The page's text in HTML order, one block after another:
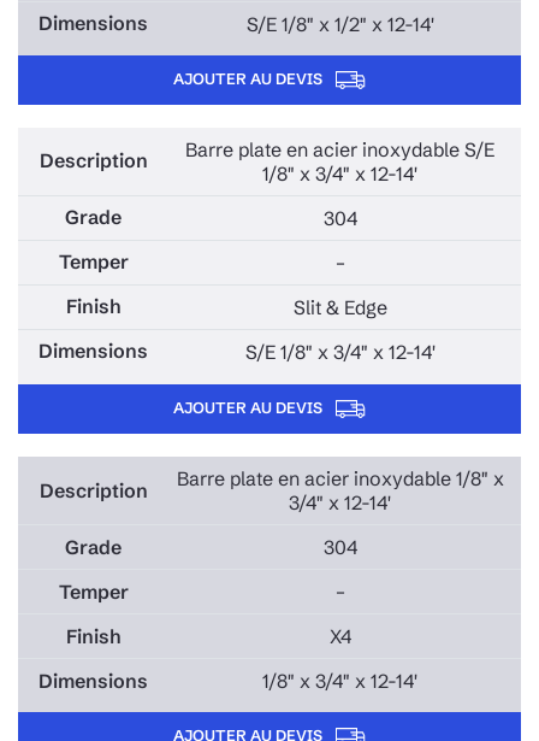
S/E 1/8" x 1/2" x 12-14'
AJOUTER AU DEVIS
Barre plate en acier inoxydable S/E
1/8" x 3/4" x 12-14'
304
–
Slit & Edge
S/E 1/8" x 3/4" x 12-14'
AJOUTER AU DEVIS
Barre plate en acier inoxydable 1/8" x
3/4" x 12-14'
304
–
X4
1/8" x 3/4" x 12-14'
AJOUTER AU DEVIS